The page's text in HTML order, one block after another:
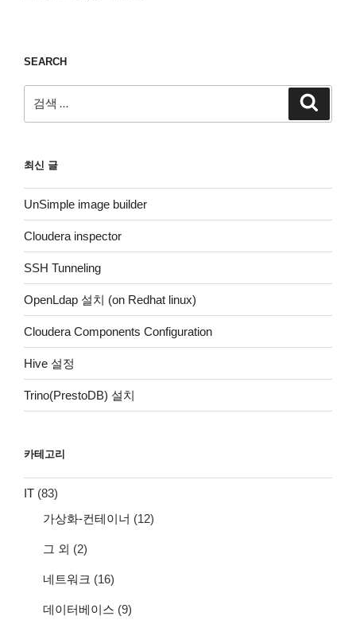
SEARCH
색:
최신 글
UnSimple image builder
Cloudera inspector
SSH Tunneling
OpenLdap 설치 (on Redhat linux)
Cloudera Components Configuration
Hive 설정
Trino(PrestoDB) 설치
카테고리
IT (83)
가상화-컨테이너 (12)
그 외 (2)
네트워크 (16)
데이터베이스 (9)